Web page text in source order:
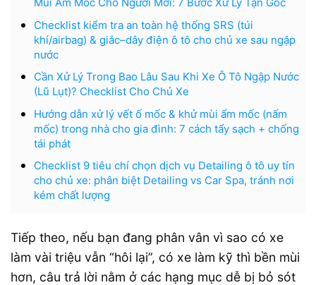
Checklist kiểm tra an toàn hệ thống SRS (túi
khí/airbag) & giắc–dây điện ô tô cho chủ xe sau ngập
nước
Cần Xử Lý Trong Bao Lâu Sau Khi Xe Ô Tô Ngập Nước
(Lũ Lụt)? Checklist Cho Chủ Xe
Hướng dẫn xử lý vết ố mốc & khử mùi ẩm mốc (nấm
mốc) trong nhà cho gia đình: 7 cách tẩy sạch + chống
tái phát
Checklist 9 tiêu chí chọn dịch vụ Detailing ô tô uy tín
cho chủ xe: phân biệt Detailing vs Car Spa, tránh nơi
kém chất lượng
Tiếp theo, nếu bạn đang phân vân vì sao có xe
làm vài triệu vẫn “hôi lại”, có xe làm kỹ thì bền mùi
hơn, câu trả lời nằm ở các hạng mục dễ bị bỏ sót